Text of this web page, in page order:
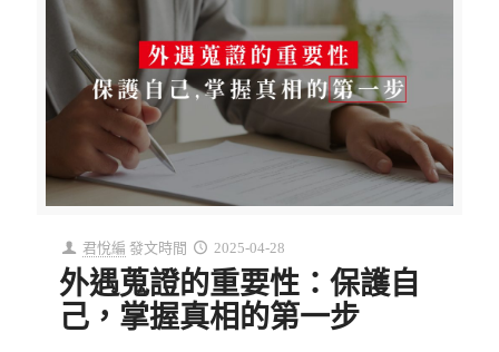
君悅編 發文時間 2025-04-28
外遇蒐證的重要性：保護自
己，掌握真相的第一步